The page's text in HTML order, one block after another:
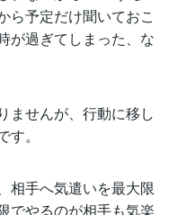
ら予定だけ聞いておこ
が過ぎてしまった、な
ませんが、行動に移し
。
相手へ気遣いを最大限
でやるのが相手も気楽